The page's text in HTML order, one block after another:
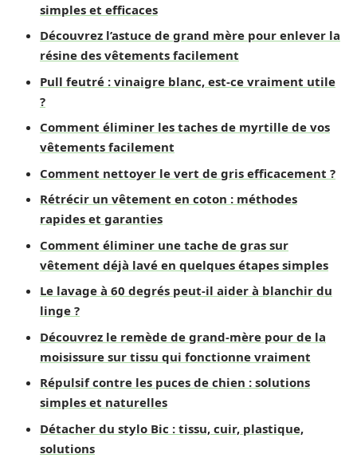
simples et efficaces
Découvrez l’astuce de grand mère pour enlever la
résine des vêtements facilement
Pull feutré : vinaigre blanc, est-ce vraiment utile
?
Comment éliminer les taches de myrtille de vos
vêtements facilement
Comment nettoyer le vert de gris efficacement ?
Rétrécir un vêtement en coton : méthodes
rapides et garanties
Comment éliminer une tache de gras sur
vêtement déjà lavé en quelques étapes simples
Le lavage à 60 degrés peut-il aider à blanchir du
linge ?
Découvrez le remède de grand-mère pour de la
moisissure sur tissu qui fonctionne vraiment
Répulsif contre les puces de chien : solutions
simples et naturelles
Détacher du stylo Bic : tissu, cuir, plastique,
solutions